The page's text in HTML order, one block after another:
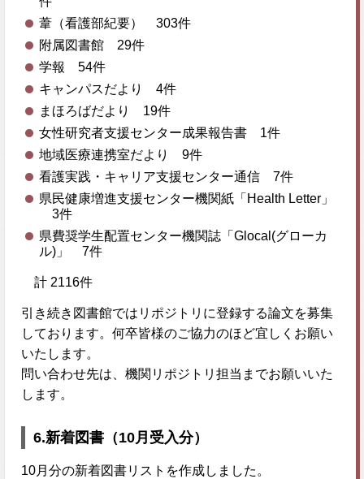
葦（看護部紀要） 303件
附属図書館 29件
学報 54件
キャンパスだより 4件
まほろばだより 19件
女性研究者支援センター成果報告書 1件
地域医療連携室だより 9件
看護実践・キャリア支援センター通信 7件
県民健康増進支援センター機関紙「Health Letter」
3件
県費奨学生配置センター機関誌「Glocal(グローカ
ル)」 7件
計 2116件
引き続き図書館ではリポジトリに登録する論文を募集
しております。何卒皆様のご協力のほど宜しくお願い
いたします。
問い合わせ先は、機関リポジトリ担当までお願いいた
します。
6.新着図書（10月受入分）
10月分の新着図書リストを作成しました。